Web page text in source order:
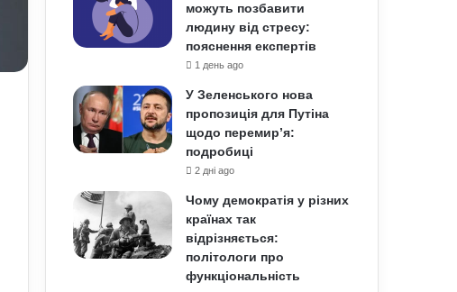
можуть позбавити
людину від стресу:
пояснення експертів
1 день ago
У Зеленського нова
пропозиція для Путіна
щодо перемир’я:
подробиці
2 дні ago
Чому демократія у різних
країнах так
відрізняється:
політологи про
функціональність